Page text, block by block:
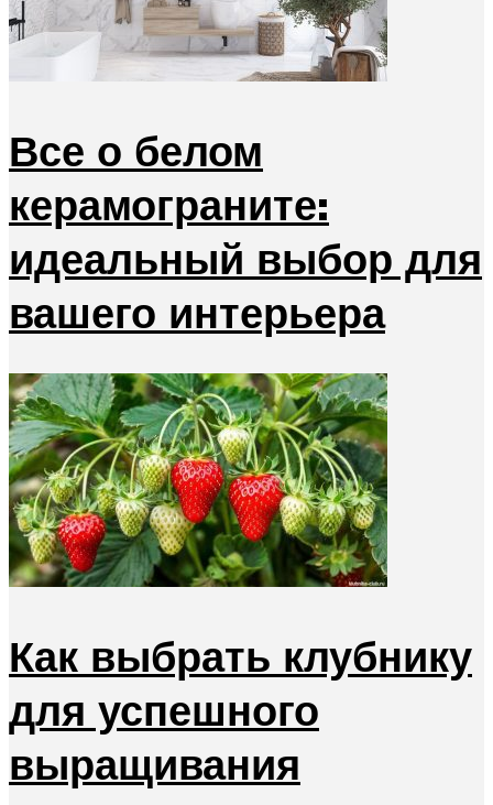
Все о белом
керамограните:
идеальный выбор для
вашего интерьера
Как выбрать клубнику
для успешного
выращивания